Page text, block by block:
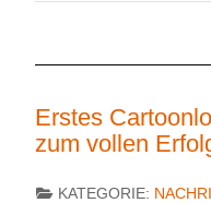
Erstes
zum vollen
KATEGORIE: